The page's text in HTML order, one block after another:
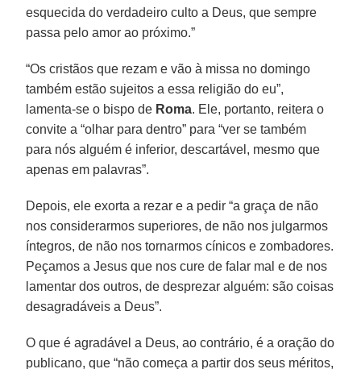
esquecida do verdadeiro culto a Deus, que sempre
passa pelo amor ao próximo.”
“Os cristãos que rezam e vão à missa no domingo
também estão sujeitos a essa religião do eu”,
lamenta-se o bispo de Roma. Ele, portanto, reitera o
convite a “olhar para dentro” para “ver se também
para nós alguém é inferior, descartável, mesmo que
apenas em palavras”.
Depois, ele exorta a rezar e a pedir “a graça de não
nos considerarmos superiores, de não nos julgarmos
íntegros, de não nos tornarmos cínicos e zombadores.
Peçamos a Jesus que nos cure de falar mal e de nos
lamentar dos outros, de desprezar alguém: são coisas
desagradáveis a Deus”.
O que é agradável a Deus, ao contrário, é a oração do
publicano, que “não começa a partir dos seus méritos,